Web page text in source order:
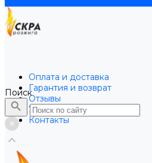
Оплата и доставка
Гарантия и возврат
Отзывы
Услуги
Контакты
Поиск